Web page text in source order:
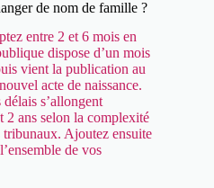
de nom de famille ?
entre 2 et 6 mois en
dispose d’un mois
vient la publication au
acte de naissance.
s’allongent
2 ans selon la complexité
tribunaux. Ajoutez ensuite
de vos